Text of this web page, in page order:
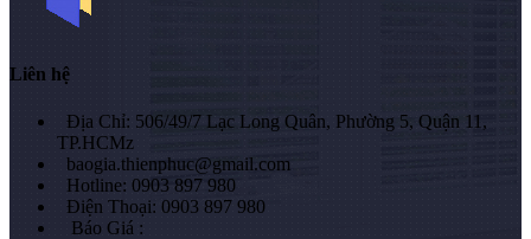
Liên hệ
Địa Chỉ: 506/49/7 Lạc Long Quân, Phường 5, Quận 11,
TP.HCMz
baogia.thienphuc@gmail.com
Hotline: 0903 897 980
Điện Thoại: 0903 897 980
Báo Giá :